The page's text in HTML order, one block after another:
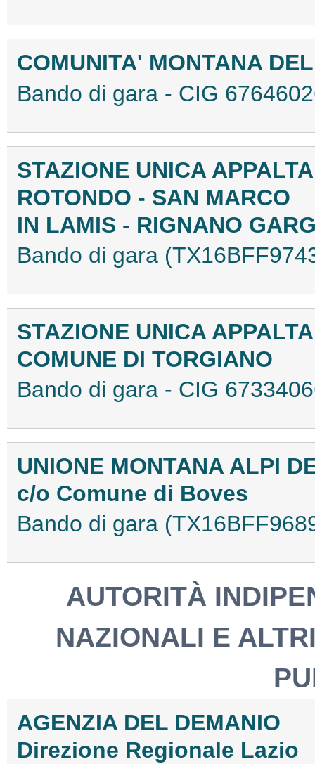
COMUNITA' MONTANA
Bando di gara - CIG
STAZIONE UNICA
ROTONDO - SAN MARCO
IN LAMIS - RIGNANO
Bando di gara
STAZIONE UNICA
COMUNE DI TORGIANO
Bando di gara - CIG
UNIONE MONTANA ALPI
c/o Comune di Boves
Bando di gara
AUTORITÀ
NAZIONALI E
AGENZIA DEL DEMANIO
Direzione Regionale Lazio